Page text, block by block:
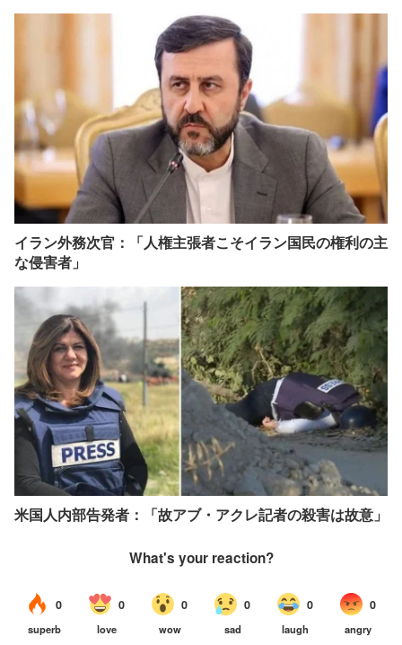
イラン外務次官：「人権主張者こそイラン国民の権利の主
な侵害者」
米国人内部告発者：「故アブ・アクレ記者の殺害は故意」